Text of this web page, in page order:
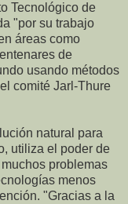
Tecnológico de
"por su trabajo
áreas como
de
usando métodos
comité Jarl-Thure
natural para
utiliza el poder de
problemas
menos
"Gracias a la